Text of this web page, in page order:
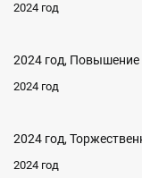
2024 год
2024 год,
2024 год
2024 год,
2024 год